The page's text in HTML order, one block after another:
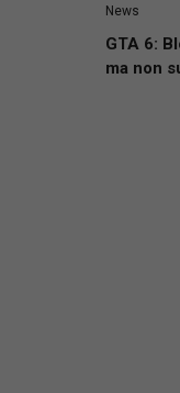
News
GTA 6:
ma non